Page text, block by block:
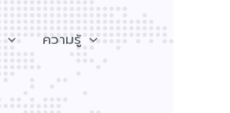
ความรู้